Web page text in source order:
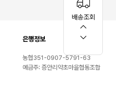
배송조회
은행정보
농협351-0907-5791-63
예금주: 증안리약초마을협동조합